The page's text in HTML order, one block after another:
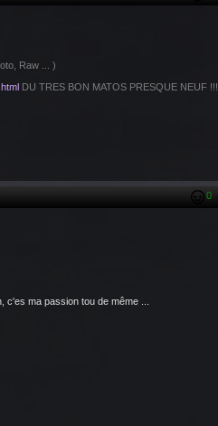
Raw ... )
DU TRES BON MATOS PRESQUE NEUF !!!
0
ma passion tou de même ...